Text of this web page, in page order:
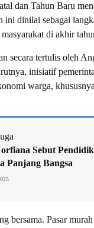
dan Tahun Baru
dinilai sebagai
di akhir
secara tertulis oleh
inisiatif
warga,
Sebut
Panjang Bangsa
bersama. Pasar